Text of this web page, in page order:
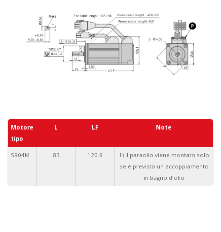
Motore
tipo
L LF Note
SR04M 83 120.9
1) il paraolio viene montato solo
se è previsto un accoppiamento
in bagno d'olio